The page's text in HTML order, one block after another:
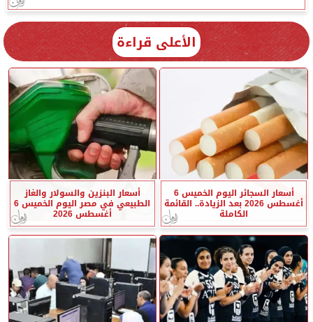
الأعلى قراءة
أسعار السجائر اليوم الخميس 6
أغسطس 2026 بعد الزيادة.. القائمة
الكاملة
أسعار البنزين والسولار والغاز
الطبيعي في مصر اليوم الخميس 6
أغسطس 2026